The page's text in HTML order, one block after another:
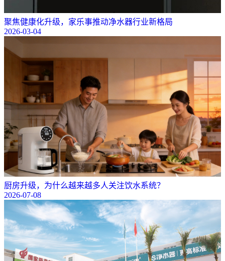
聚焦健康化升级，家乐事推动净水器行业新格局
2026-03-04
厨房升级，为什么越来越多人关注饮水系统？
2026-07-08